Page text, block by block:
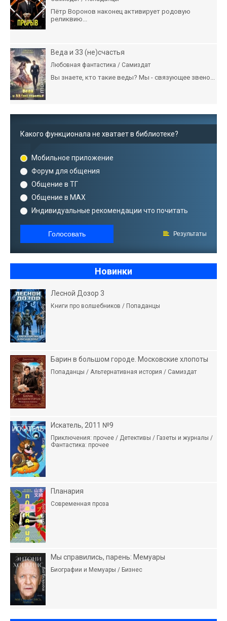
Пётр Воронов наконец активирует родовую
реликвию...
Веда и 33 (не)счастья
Любовная фантастика / Самиздат
Вы знаете, кто такие веды? Мы - связующее звено...
Какого функционала не хватает в библиотеке?
Мобильное приложение
Форум для общения
Общение в ТГ
Общение в MAX
Индивидуальные рекомендации что почитать
Голосовать Результаты
Новинки
Лесной Дозор 3
Книги про волшебников / Попаданцы
Барин в большом городе. Московские хлопоты
Попаданцы / Альтернативная история / Самиздат
Искатель, 2011 №9
Приключения: прочее / Детективы / Газеты и журналы /
Фантастика: прочее
Планария
Современная проза
Мы справились, парень: Мемуары
Биографии и Мемуары / Бизнес